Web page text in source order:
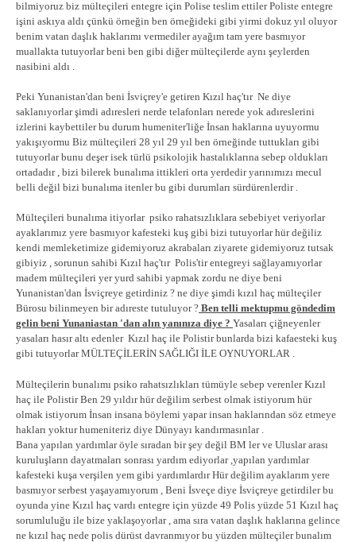
bilmiyoruz biz mülteçileri entegre için Polise teslim ettiler Poliste entegre
işini askıya aldı çünkü örneğin ben örneğideki gibi yirmi dokuz yıl oluyor
benim vatan daşlık haklarımı vermediler ayağım tam yere basmıyor
muallakta tutuyorlar beni ben gibi diğer mülteçilerde aynı şeylerden
nasibini aldı .
Peki Yunanistan'dan beni İsviçrey'e getiren Kızıl haç'tır Ne diye
saklanıyorlar şimdi adıresleri nerde telafonları nerede yok adıreslerini
izlerini kaybettiler bu durum humeniter'liğe İnsan haklarına uyuyormu
yakışıyormu Biz mülteçileri 28 yıl 29 yıl ben örneğinde tuttukları gibi
tutuyorlar bunu deşer isek türlü psikolojik hastalıklarına sebep oldukları
ortadadır , bizi bilerek bunalıma ittikleri orta yerdedir yarınımızı mecul
belli değil bizi bunalıma itenler bu gibi durumları sürdürenlerdir .
Mülteçileri bunalıma itiyorlar psiko rahatsızlıklara sebebiyet veriyorlar
ayaklarımız yere basmıyor kafesteki kuş gibi bizi tutuyorlar hür değiliz
kendi memleketimize gidemiyoruz akrabaları ziyarete gidemiyoruz tutsak
gibiyiz , sorunun sahibi Kızıl haç'tır Polis'tir entegreyi sağlayamıyorlar
madem mülteçileri yer yurd sahibi yapmak zordu ne diye beni
Yunanistan'dan İsviçreye getirdiniz ? ne diye şimdi kızıl haç mülteçiler
Bürosu bilinmeyen bir adıreste tutuluyor ? Ben telli mektupmu göndedim
gelin beni Yunaniastan 'dan alın yanınıza diye ? Yasaları çiğneyenler
yasaları hasır altı edenler Kızıl haç ile Polistir bunlarda bizi kafaesteki kuş
gibi tutuyorlar MÜLTEÇİLERİN SAĞLIĞI İLE OYNUYORLAR .
Mülteçilerin bunalımı psiko rahatsızlıkları tümüyle sebep verenler Kızıl
haç ile Polistir Ben 29 yıldır hür değilim serbest olmak istiyorum hür
olmak istiyorum İnsan insana böylemi yapar insan haklarından söz etmeye
hakları yoktur humeniteriz diye Dünyayı kandırmasınlar .
Bana yapılan yardımlar öyle sıradan bir şey değil BM ler ve Uluslar arası
kuruluşların dayatmaları sonrası yardım ediyorlar ,yapılan yardımlar
kafesteki kuşa verşilen yem gibi yardımlardır Hür değilim ayaklarım yere
basmıyor serbest yaşayamıyorum , Beni İsveçe diye İsviçreye getirdiler bu
oyunda yine Kızıl haç vardı entegre için yüzde 49 Polis yüzde 51 Kızıl haç
sorumluluğu ile bize yaklaşoyorlar , ama sıra vatan daşlık haklarına gelince
ne kızıl haç nede polis dürüst davranmıyor bu yüzden mülteçiler bunalım